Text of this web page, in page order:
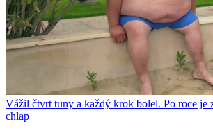
Vážil čtvrt tuny a každý krok bolel. Po roce je
chlap